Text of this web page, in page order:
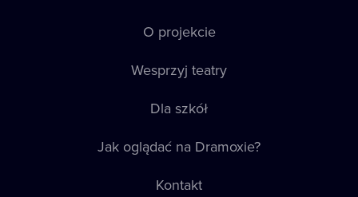
O projekcie
Wesprzyj teatry
Dla szkół
Jak oglądać na Dramoxie?
Kontakt